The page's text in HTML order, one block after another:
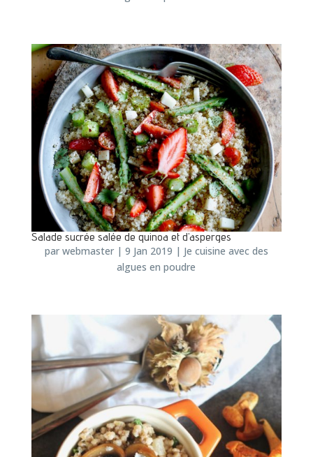
Salade sucrée salée de quinoa et d’asperges
par webmaster| 9 Jan 2019 | Je cuisine avec des
algues en poudre